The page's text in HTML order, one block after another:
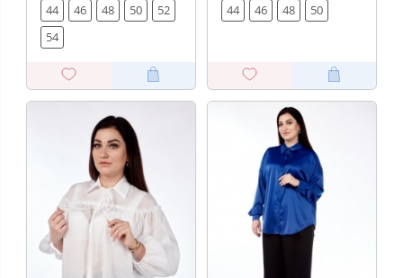
44
46 48 50
52
54
44
46 48 50